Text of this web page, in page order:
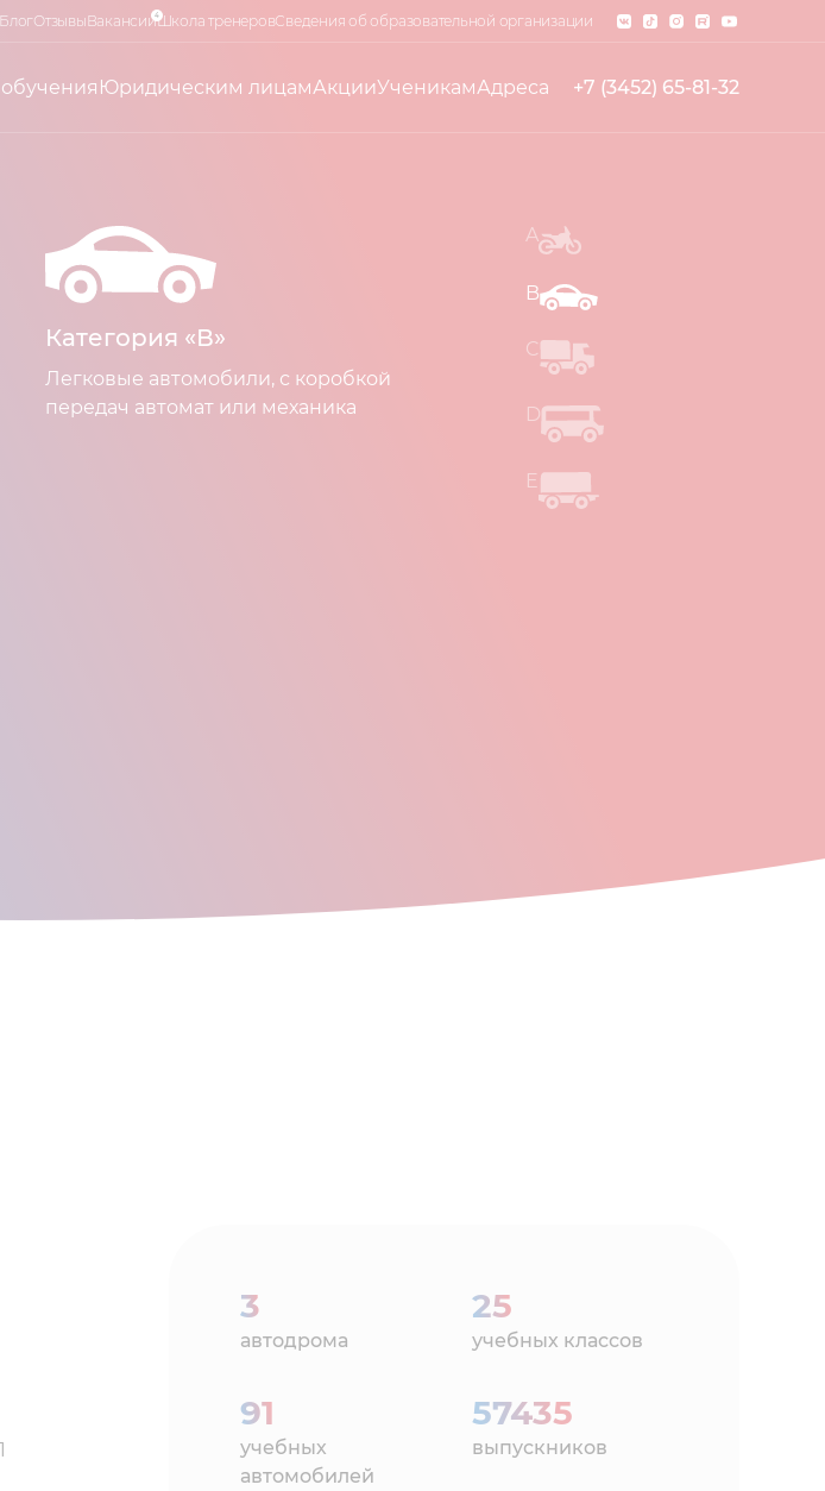
БлогОтзывыВакансии4Школа тренеровСведения об образовательной организации
Юридическим лицамАкцииУченикамАдреса +7 (3452) 65-81-32
Категория «В»
Легковые автомобили, с коробкой
передач автомат или механика
A
B
C
D
E
3
автодрома
25
учебных классов
91
учебных
автомобилей
57435
выпускников